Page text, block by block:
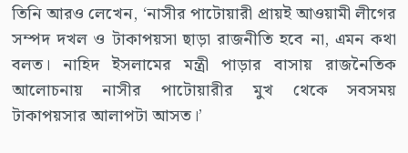
তিনি আরও লেখেন, ‘নাসীর পাটোয়ারী প্রায়ই আওয়ামী লীগের
সম্পদ দখল ও টাকাপয়সা ছাড়া রাজনীতি হবে না, এমন কথা
বলত। নাহিদ ইসলামের মন্ত্রী পাড়ার বাসায় রাজনৈতিক
আলোচনায় নাসীর পাটোয়ারীর মুখ থেকে সবসময়
টাকাপয়সার আলাপটা আসত।’